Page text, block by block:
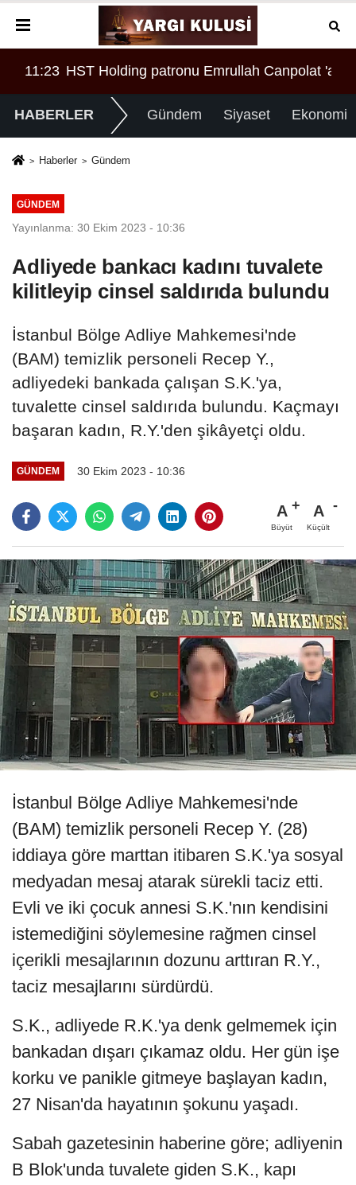
MI? REKORU KIRILDI 433 BİN 520 KİŞİ VAR!
11:23 HST Holding patronu Emrullah Canpolat 'a
HABERLER Gündem Siyaset Ekonomi
Haberler Gündem
GÜNDEM
Yayınlanma: 30 Ekim 2023 - 10:36
Adliyede bankacı kadını tuvalete
kilitleyip cinsel saldırıda bulundu
İstanbul Bölge Adliye Mahkemesi'nde
(BAM) temizlik personeli Recep Y.,
adliyedeki bankada çalışan S.K.'ya,
tuvalette cinsel saldırıda bulundu. Kaçmayı
başaran kadın, R.Y.'den şikâyetçi oldu.
GÜNDEM 30 Ekim 2023 - 10:36
A
Büyüt
A
Küçült
İstanbul Bölge Adliye Mahkemesi'nde
(BAM) temizlik personeli Recep Y. (28)
iddiaya göre marttan itibaren S.K.'ya sosyal
medyadan mesaj atarak sürekli taciz etti.
Evli ve iki çocuk annesi S.K.'nın kendisini
istemediğini söylemesine rağmen cinsel
içerikli mesajlarının dozunu arttıran R.Y.,
taciz mesajlarını sürdürdü.
S.K., adliyede R.K.'ya denk gelmemek için
bankadan dışarı çıkamaz oldu. Her gün işe
korku ve panikle gitmeye başlayan kadın,
27 Nisan'da hayatının şokunu yaşadı.
Sabah gazetesinin haberine göre; adliyenin
B Blok'unda tuvalete giden S.K., kapı